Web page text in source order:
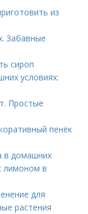
из
Забавные
сироп
условиях:
Простые
пенёк
в домашних
лимоном в
для
растения